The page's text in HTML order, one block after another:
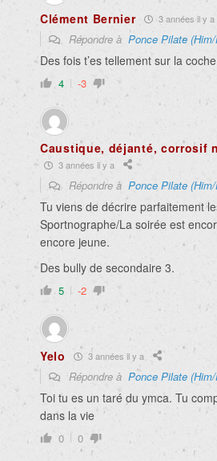
Clément Bernier 3 années il y a
Répondre à Ponce Pilate
Des fois t’es tellement sur la
4 -3
Caustique, déjanté, corrosif
3 années il y a
Répondre à Ponce Pilate
Tu viens de décrire parfaitement
Sportnographe/La soirée est
encore jeune.
Des bully de secondaire 3.
5 -2
Yelo 3 années il y a
Répondre à Ponce Pilate
Toi tu es un taré du ymca. Tu
dans la vie
0 0